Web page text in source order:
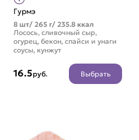
Гурмэ
8 шт/ 265 г/ 235.8 ккал
Лосось, сливочный сыр,
огурец, бекон, спайси и унаги
соусы, кунжут
16.5руб. Выбрать